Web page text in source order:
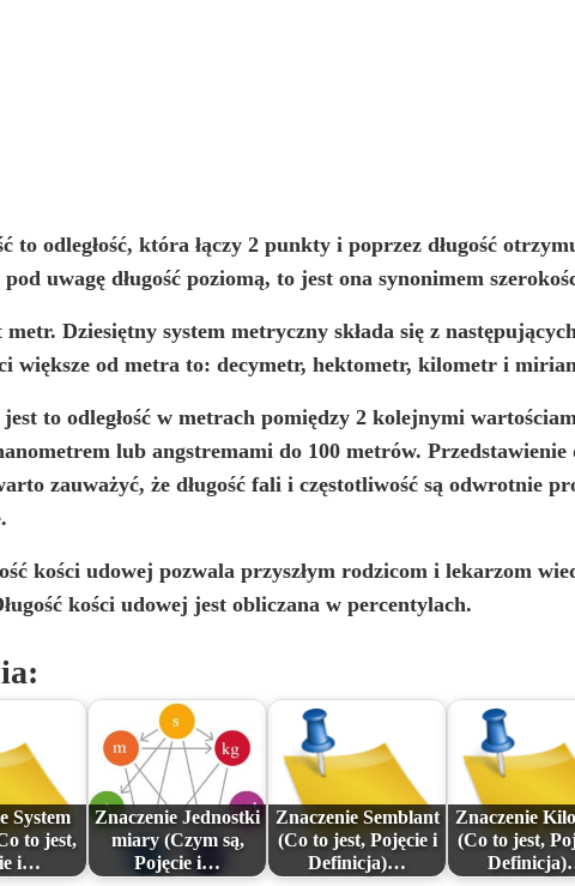
to odległość, która łączy 2 punkty i poprzez długość
uwagę długość poziomą, to jest ona synonimem
Dziesiętny system metryczny składa się z
większe od metra to: decymetr, hektometr, kilometr i
jest to odległość w metrach pomiędzy 2 kolejnymi
lub angstremami do 100 metrów. Przedstawienie
zauważyć, że długość fali i częstotliwość są odwrotnie
kości udowej pozwala przyszłym rodzicom i lekarzom
kości udowej jest obliczana w percentylach.
System
to jest,
i…
Znaczenie Jednostki
miary (Czym są,
Pojęcie i…
Znaczenie Semblant
(Co to jest, Pojęcie i
Definicja)…
Znaczenie
(Co to jest,